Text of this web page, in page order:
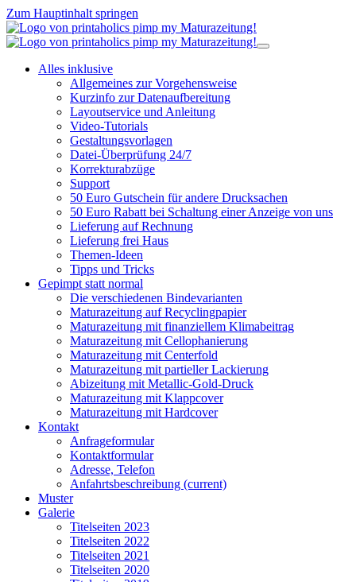
Zum Hauptinhalt springen
Alles inklusive
Allgemeines zur Vorgehensweise
Kurzinfo zur Datenaufbereitung
Layoutservice und Anleitung
Video-Tutorials
Gestaltungsvorlagen
Datei-Überprüfung 24/7
Korrekturabzüge
Support
50 Euro Gutschein für andere Drucksachen
50 Euro Rabatt bei Schaltung einer Anzeige von uns
Lieferung auf Rechnung
Lieferung frei Haus
Themen-Ideen
Tipps und Tricks
Gepimpt statt normal
Die verschiedenen Bindevarianten
Maturazeitung auf Recyclingpapier
Maturazeitung mit finanziellem Klimabeitrag
Maturazeitung mit Cellophanierung
Maturazeitung mit Centerfold
Maturazeitung mit partieller Lackierung
Abizeitung mit Metallic-Gold-Druck
Maturazeitung mit Klappcover
Maturazeitung mit Hardcover
Kontakt
Anfrageformular
Kontaktformular
Adresse, Telefon
Anfahrtsbeschreibung (current)
Muster
Galerie
Titelseiten 2023
Titelseiten 2022
Titelseiten 2021
Titelseiten 2020